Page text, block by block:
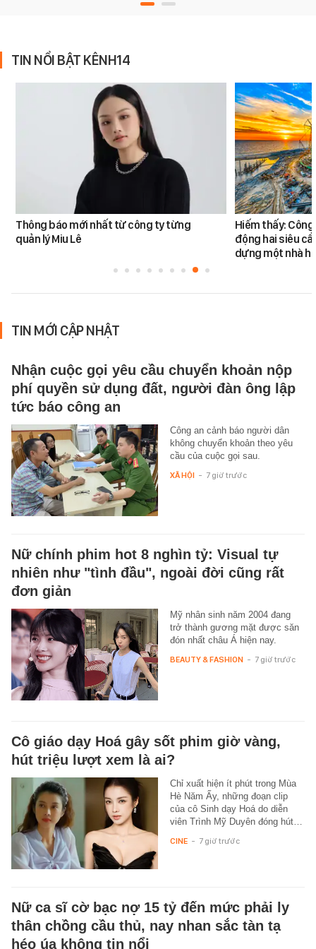
TIN NỔI BẬT KÊNH14
Thông báo mới nhất từ công ty từng
quản lý Miu Lê
Hiếm thấy:
động hai siêu
dựng một nhà
TIN MỚI CẬP NHẬT
Nhận cuộc gọi yêu cầu chuyển khoản nộp
phí quyền sử dụng đất, người đàn ông lập
tức báo công an
Công an cảnh báo người dân
không chuyển khoản theo yêu
cầu của cuộc gọi sau.
XÃ HỘI - 7 giờ trước
Nữ chính phim hot 8 nghìn tỷ: Visual tự
nhiên như "tình đầu", ngoài đời cũng rất
đơn giản
Mỹ nhân sinh năm 2004 đang
trở thành gương mặt được săn
đón nhất châu Á hiện nay.
BEAUTY & FASHION - 7 giờ trước
Cô giáo dạy Hoá gây sốt phim giờ vàng,
hút triệu lượt xem là ai?
Chỉ xuất hiện ít phút trong Mùa
Hè Năm Ấy, những đoạn clip
của cô Sinh dạy Hoá do diễn
viên Trình Mỹ Duyên đóng hút…
CINE - 7 giờ trước
Nữ ca sĩ cờ bạc nợ 15 tỷ đến mức phải ly
thân chồng cầu thủ, nay nhan sắc tàn tạ
héo úa không tin nổi